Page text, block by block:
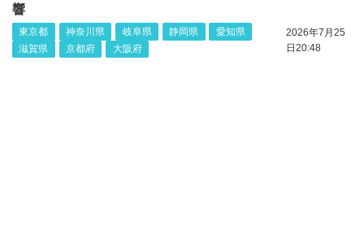
響
東京都 神奈川県 岐阜県 静岡県
愛知県
滋賀県
京都府 大阪府
2026年7月25
日20:48